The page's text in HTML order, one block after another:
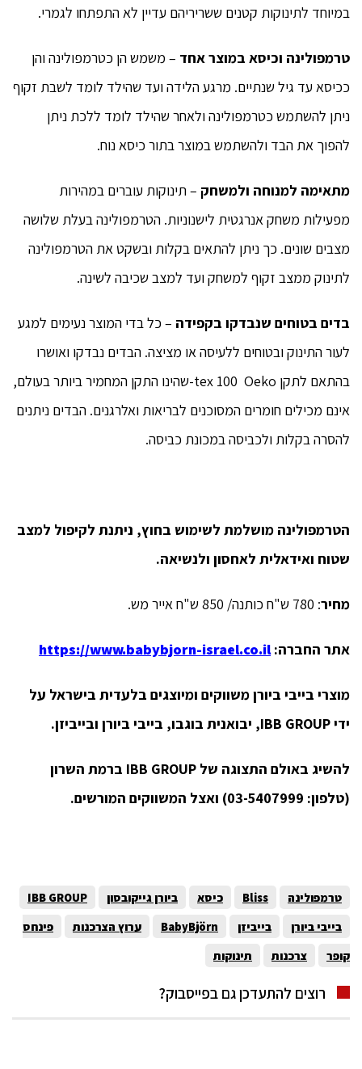
במיוחד לתינוקות קטנים ששריריהם עדיין לא התפתחו לגמרי.
טרמפולינה וכיסא במוצר אחד – משמש הן כטרמפולינה והן
ככיסא עד גיל שנתיים. מרגע הלידה ועד שהילד לומד לשבת זקוף
ניתן להשתמש כטרמפולינה ולאחר שהילד לומד ללכת ניתן
להפוך את הבד ולהשתמש במוצר בתור כיסא נוח.
מתאימה למנוחה ולמשחק – תינוקות עוברים במהירות
מפעילות משחק אנרגטית לישנוניות. הטרמפולינה בעלת שלושה
מצבים שונים. כך ניתן להתאים בקלות ובשקט את הטרמפולינה
לתינוק ממצב זקוף למשחק ועד למצב שכיבה לשינה.
בדים בטוחים שנבדקו בקפידה – כל בדי המוצר נעימים למגע
לעור התינוק ובטוחים ללעיסה או מציצה. הבדים נבדקו ואושרו
בהתאם לתקן tex 100 Oeko-שהינו התקן המחמיר ביותר בעולם,
אינם מכילים חומרים המסוכנים לבריאות ואלרגנים. הבדים ניתנים
להסרה בקלות ולכביסה במכונת כביסה.
הטרמפולינה מושלמת לשימוש בחוץ, ניתנת לקיפול למצב
שטוח ואידאלית לאחסון ולנשיאה.
מחיר: 780 ש"ח כותנה/ 850 ש"ח אייר מש.
אתר החברה:https://www.babybjorn-israel.co.il
מוצרי בייבי ביורן משווקים ומיוצגים בלעדית בישראל על
ידי IBB GROUP, יבואנית בוגבו, בייבי ביורן ובייביזן.
להשיג באולם התצוגה של IBB GROUP ברמת השרון
(טלפון: 03-5407999) ואצל המשווקים המורשים.
טרמפולינה Bliss כיסא ביורן גייקובסון
IBB GROUP
בייבי ביורן
בייביזן BabyBjörn ערוץ הצרכנות
פינחס
קופר
צרכנות תינוקות
רוצים להתעדכן גם בפייסבוק?